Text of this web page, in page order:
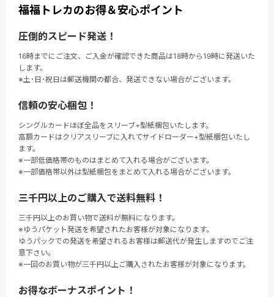
福福トレカのお得＆安心ポイント
圧倒的スピード発送！
16時までにご注文、ご入金が確認できた商品は18時から19時に発送いた
します。
※土･日･祝日は郵送機関の都合、発送できない場合がございます。
信頼の安心梱包！
シングルカードほぼ全品をスリーブ+型紙梱包いたします。
高額カードはクリアスリーブに入れてサイドローダー+型紙梱包いたし
ます。
※一部低価格帯のものはまとめて入れる場合がございます。
※一部価格帯以外は型紙梱包をまとめて入れる場合がございます。
三千円以上のご購入で送料無料！
三千円以上のお買い物で送料が無料になります。
※ゆうパケット発送を希望されたお客様が対象になります。
ゆうパックでの発送を希望されるお客様は郵送代が発生しますのでご注
意下さい。
※一回のお買い物が三千円以上ご購入されたお客様が対象になります。
お得なボーナスポイント！